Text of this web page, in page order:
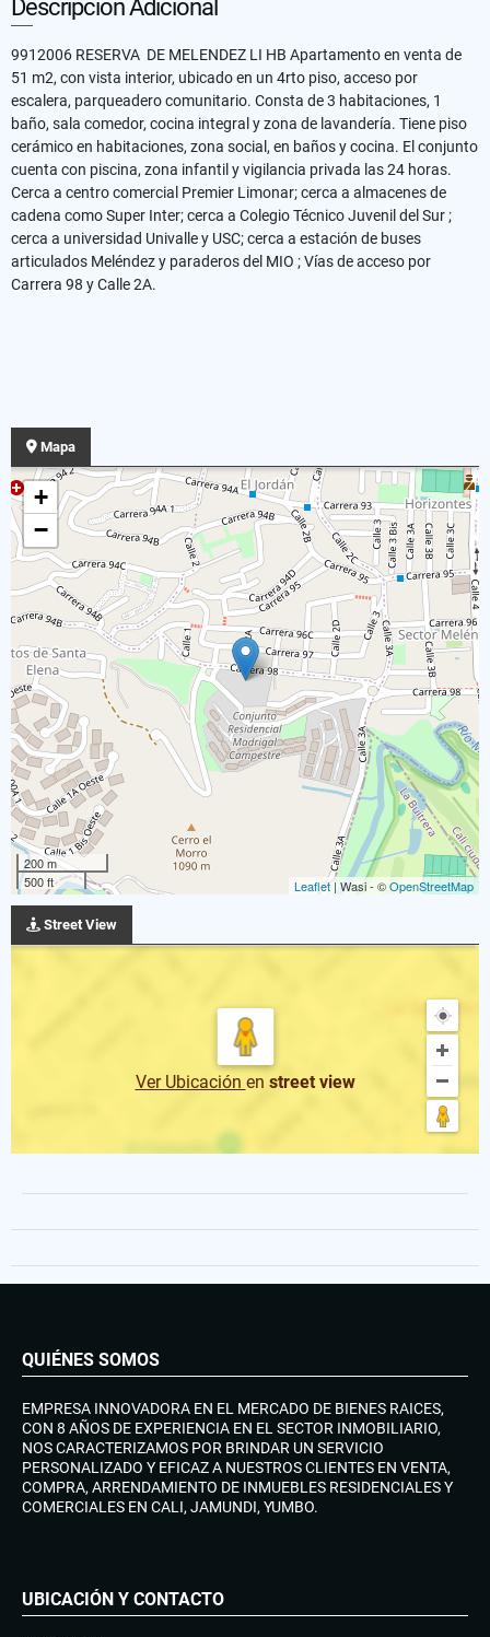
Descripción Adicional
9912006 RESERVA DE MELENDEZ LI HB Apartamento en venta de
51 m2, con vista interior, ubicado en un 4rto piso, acceso por
escalera, parqueadero comunitario. Consta de 3 habitaciones, 1
baño, sala comedor, cocina integral y zona de lavandería. Tiene piso
cerámico en habitaciones, zona social, en baños y cocina. El conjunto
cuenta con piscina, zona infantil y vigilancia privada las 24 horas.
Cerca a centro comercial Premier Limonar; cerca a almacenes de
cadena como Super Inter; cerca a Colegio Técnico Juvenil del Sur ;
cerca a universidad Univalle y USC; cerca a estación de buses
articulados Meléndez y paraderos del MIO ; Vías de acceso por
Carrera 98 y Calle 2A.
Mapa
+
−
200 m
500 ft
Leaflet| Wasi - ©OpenStreetMap
Street View
Ver Ubicación en street view
QUIÉNES SOMOS
EMPRESA INNOVADORA EN EL MERCADO DE BIENES RAICES,
CON 8 AÑOS DE EXPERIENCIA EN EL SECTOR INMOBILIARIO,
NOS CARACTERIZAMOS POR BRINDAR UN SERVICIO
PERSONALIZADO Y EFICAZ A NUESTROS CLIENTES EN VENTA,
COMPRA, ARRENDAMIENTO DE INMUEBLES RESIDENCIALES Y
COMERCIALES EN CALI, JAMUNDI, YUMBO.
UBICACIÓN Y CONTACTO